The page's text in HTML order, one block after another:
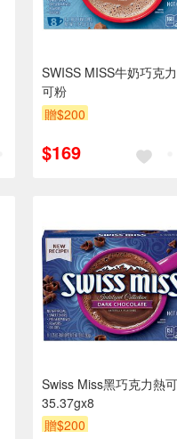
SWISS MISS牛奶巧克
可粉
贈$200
$169
Swiss Miss黑巧克力熱
35.37gx8
贈$200